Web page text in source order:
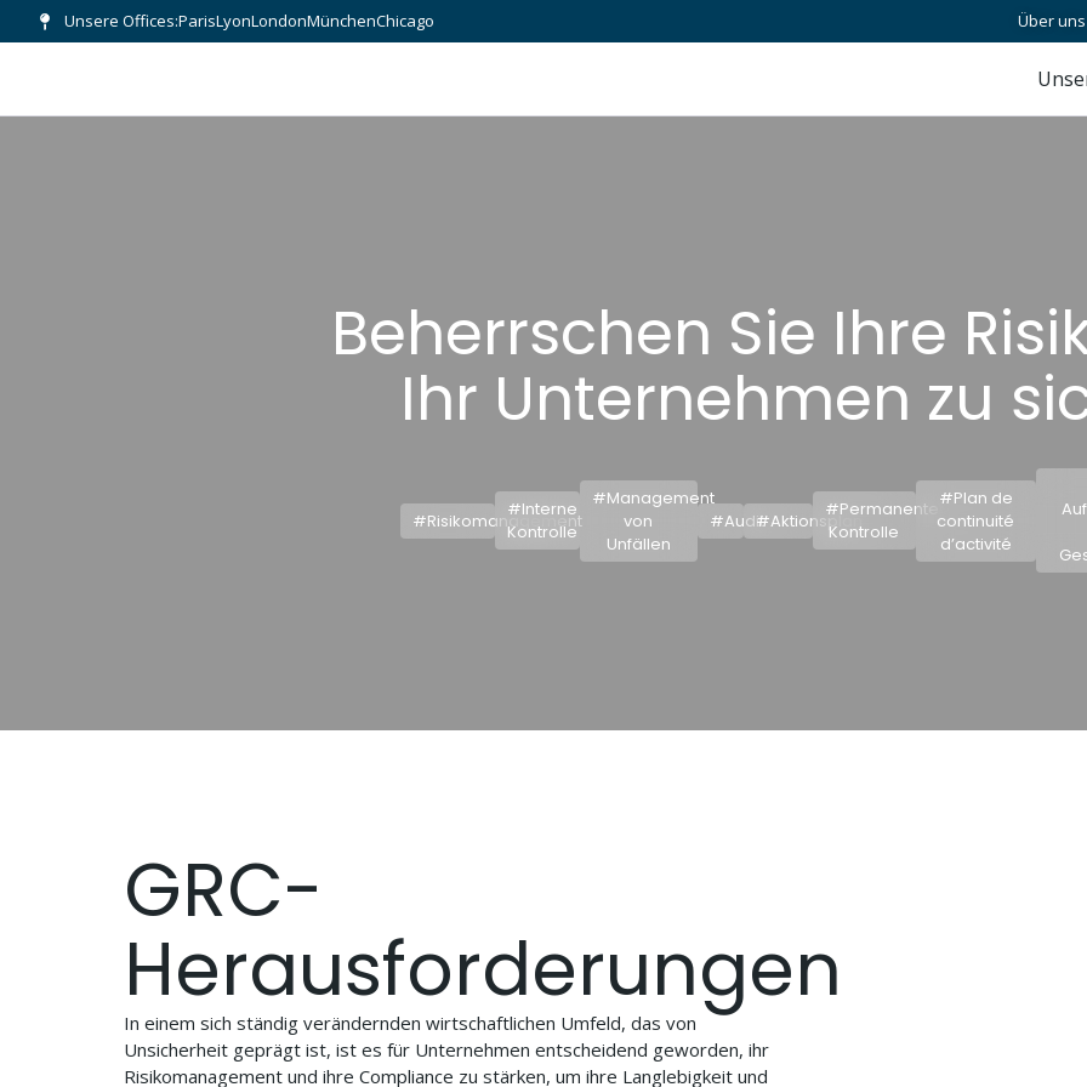
Unsere Offices:ParisLyonLondonMünchenChicago Über uns
Beherrschen Sie Ihre
Ihr Unternehmen zu
#Risikomanagement
#Interne
Kontrolle
#Management
von
Unfällen
#Audit#Aktionsplan#Permanente
Kontrolle
#Plan de
continuité
d’activité
GRC-
Herausforderungen
In einem sich ständig verändernden wirtschaftlichen Umfeld, das von
Unsicherheit geprägt ist, ist es für Unternehmen entscheidend geworden, ihr
Risikomanagement und ihre Compliance zu stärken, um ihre Langlebigkeit und